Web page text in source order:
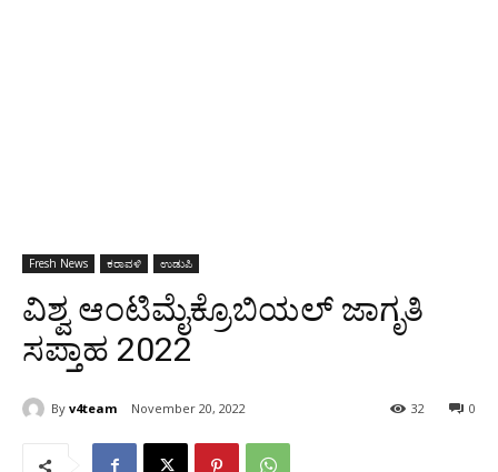
Fresh News ಕರಾವಳಿ ಉಡುಪಿ
ವಿಶ್ವ ಆಂಟಿಮೈಕ್ರೊಬಿಯಲ್ ಜಾಗೃತಿ
ಸಪ್ತಾಹ 2022
By v4team November 20, 2022 0
32